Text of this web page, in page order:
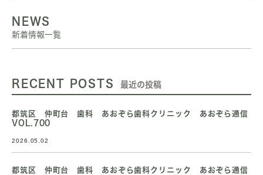
NEWS
新着情報一覧
RECENT POSTS 最近の投稿
都筑区 仲町台 歯科 あおぞら歯科クリニック あおぞら通信
VOL.700
2026.05.02
都筑区 仲町台 歯科 あおぞら歯科クリニック あおぞら通信